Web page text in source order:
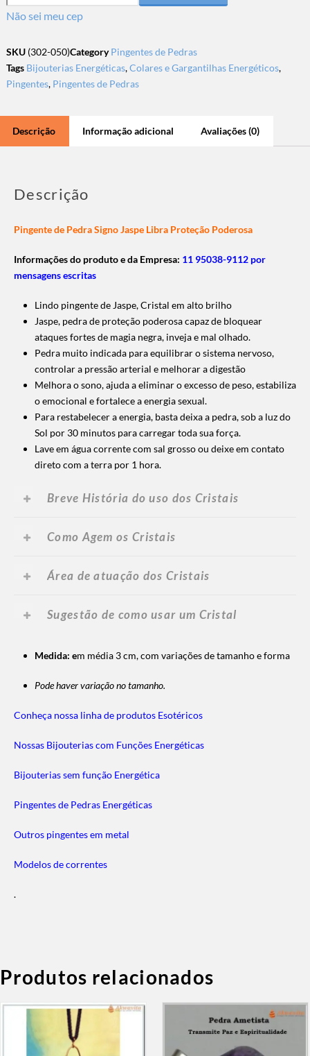
Não sei meu cep
SKU (302-050)Category Pingentes de Pedras
Tags Bijouterias Energéticas,Colares e Gargantilhas Energéticos,
Pingentes, Pingentes de Pedras
Descrição Informação adicional Avaliações (0)
Descrição
Pingente de Pedra Signo Jaspe Libra Proteção Poderosa
Informações do produto e da Empresa: 11 95038-9112 por
mensagens escritas
Lindo pingente de Jaspe, Cristal em alto brilho
Jaspe, pedra de proteção poderosa capaz de bloquear
ataques fortes de magia negra, inveja e mal olhado.
Pedra muito indicada para equilibrar o sistema nervoso,
controlar a pressão arterial e melhorar a digestão
Melhora o sono, ajuda a eliminar o excesso de peso, estabiliza
o emocional e fortalece a energia sexual.
Para restabelecer a energia, basta deixa a pedra, sob a luz do
Sol por 30 minutos para carregar toda sua força.
Lave em água corrente com sal grosso ou deixe em contato
direto com a terra por 1 hora.
Breve História do uso dos Cristais
Como Agem os Cristais
Área de atuação dos Cristais
Sugestão de como usar um Cristal
Medida: em média 3 cm, com variações de tamanho e forma
Pode haver variação no tamanho.
Conheça nossa linha de produtos Esotéricos
Nossas Bijouterias com Funções Energéticas
Bijouterias sem função Energética
Pingentes de Pedras Energéticas
Outros pingentes em metal
Modelos de correntes
.
Produtos relacionados